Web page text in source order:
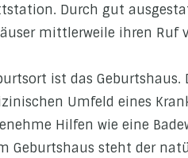
Durch gut
mittlerweile ihren Ruf
ist das Geburtshaus.
Umfeld eines
Hilfen wie eine
Geburtshaus steht der